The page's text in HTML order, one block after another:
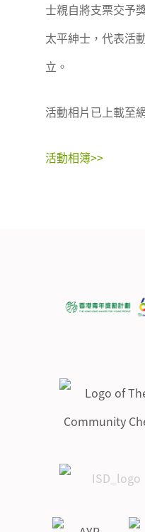
士親自將支票交予
太平紳士，代表活
立。
活動相片已上載至
活動相簿>>